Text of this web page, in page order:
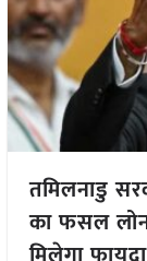
तमिलनाडु
का फसल